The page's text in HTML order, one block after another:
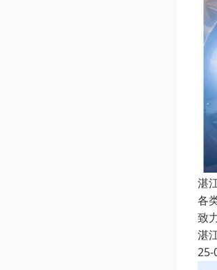
湛
各
致
湛
25-